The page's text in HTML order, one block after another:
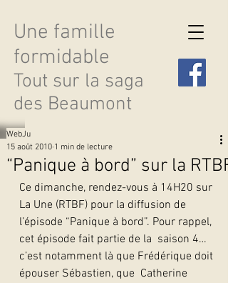
Une famille
formidable
Tout sur la saga
des Beaumont
Découvrir les saisons
“Panique à bord” sur la RTBF
WebJu
15 août 2010 1 min de lecture
Ce dimanche, rendez-vous à 14H20 sur
La Une (RTBF) pour la diffusion de
l’épisode “Panique à bord”. Pour rappel,
cet épisode fait partie de la  saison 4…
c’est notamment là que Frédérique doit
épouser Sébastien, que  Catherine